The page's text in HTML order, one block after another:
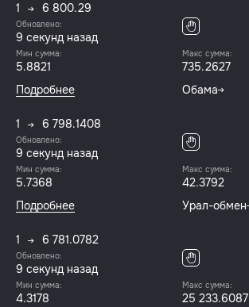
1 6 800.29
Обновлено:
10 секунд назад
Мин сумма:
5.8821
Макс сумма:
735.2627
Подробнее
Обама
1 6 798.1408
Обновлено:
10 секунд назад
Мин сумма:
5.7368
Макс сумма:
42.3792
Подробнее
Урал-обмен
1 6 781.0782
Обновлено:
10 секунд назад
Мин сумма:
4.3178
Макс сумма:
25 233.6087